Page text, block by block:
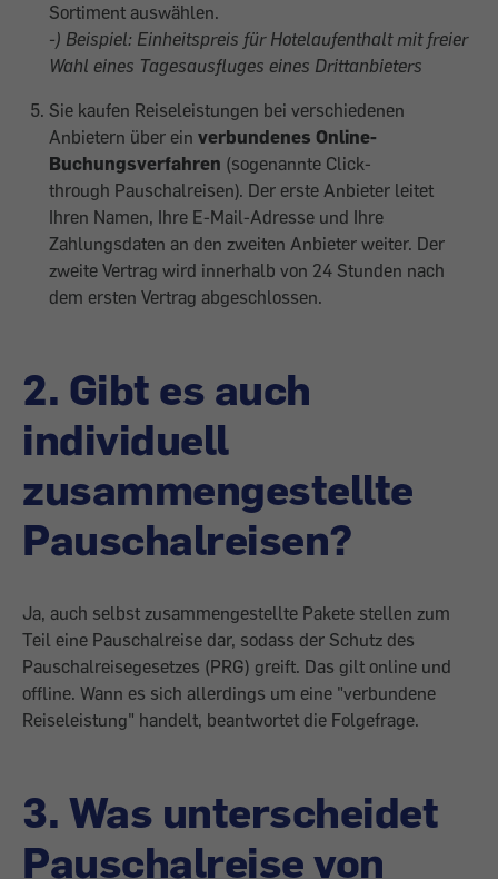
Sortiment auswählen.
-) Beispiel: Einheitspreis für Hotelaufenthalt mit freier
Wahl eines Tagesausfluges eines Drittanbieters
Sie kaufen Reiseleistungen bei verschiedenen
Anbietern über ein verbundenes Online-
Buchungsverfahren (sogenannte Click-
through Pauschalreisen). Der erste Anbieter leitet
Ihren Namen, Ihre E-Mail-Adresse und Ihre
Zahlungsdaten an den zweiten Anbieter weiter. Der
zweite Vertrag wird innerhalb von 24 Stunden nach
dem ersten Vertrag abgeschlossen.
2. Gibt es auch
individuell
zusammengestellte
Pauschalreisen?
Ja, auch selbst zusammengestellte Pakete stellen zum
Teil eine Pauschalreise dar, sodass der Schutz des
Pauschalreisegesetzes (PRG) greift. Das gilt online und
offline. Wann es sich allerdings um eine "verbundene
Reiseleistung" handelt, beantwortet die Folgefrage.
3. Was unterscheidet
Pauschalreise von